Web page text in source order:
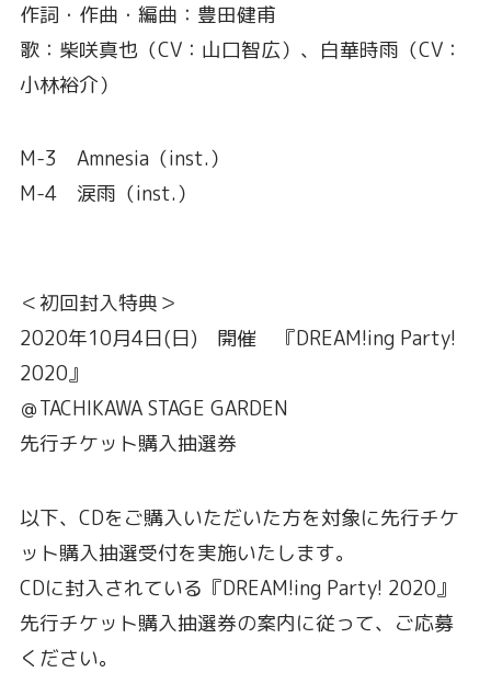
作詞・作曲・編曲：豊田健甫
歌：柴咲真也（CV：山口智広）、白華時雨（CV：
小林裕介）
M-3 Amnesia（inst.）
M-4 涙雨（inst.）
＜初回封入特典＞
2020年10月4日(日) 開催 『DREAM!ing Party!
2020』
＠TACHIKAWA STAGE GARDEN
先行チケット購入抽選券
以下、CDをご購入いただいた方を対象に先行チケ
ット購入抽選受付を実施いたします。
CDに封入されている『DREAM!ing Party! 2020』
先行チケット購入抽選券の案内に従って、ご応募
ください。